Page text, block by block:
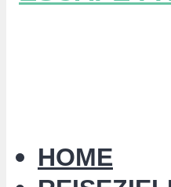
HOME